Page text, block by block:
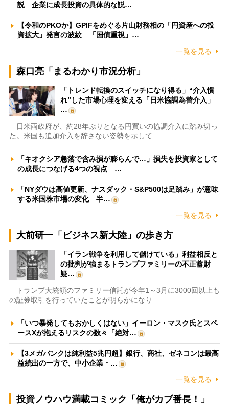
説 企業に成長投資の具体的な説…
【令和のPKOか】GPIFをめぐる片山財務相の「円資産への投
資拡大」発言の波紋 「国債重視」…
一覧を見る
森口亮「まるわかり市況分析」
「トレンド転換のスイッチになり得る」“介入慣
れ”した市場心理を変える「日米協調為替介入」
…
日米両政府が、約28年ぶりとなる円買いの協調介入に踏み切っ
た。米国も追加介入を辞さない姿勢を示して…
「キオクシア急落で含み損が膨らんで…」損失を投資家として
の成長につなげる4つの視点 …
「NYダウは高値更新、ナスダック・S&P500は足踏み」が意味
する米国株市場の変化 半…
一覧を見る
大前研一「ビジネス新大陸」の歩き方
「イラン戦争を利用して儲けている」利益相反と
の批判が強まるトランプファミリーの不正蓄財
疑…
トランプ大統領のファミリー信託が今年1～3月に3000回以上も
の証券取引を行っていたことが明らかになり…
「いつ暴発してもおかしくはない」イーロン・マスク氏とスペ
ースXが抱えるリスクの数々「絶対…
【3メガバンクは純利益5兆円超】銀行、商社、ゼネコンは最高
益続出の一方で、中小企業・…
一覧を見る
投資ノウハウ満載コミック「俺がカブ番長！」